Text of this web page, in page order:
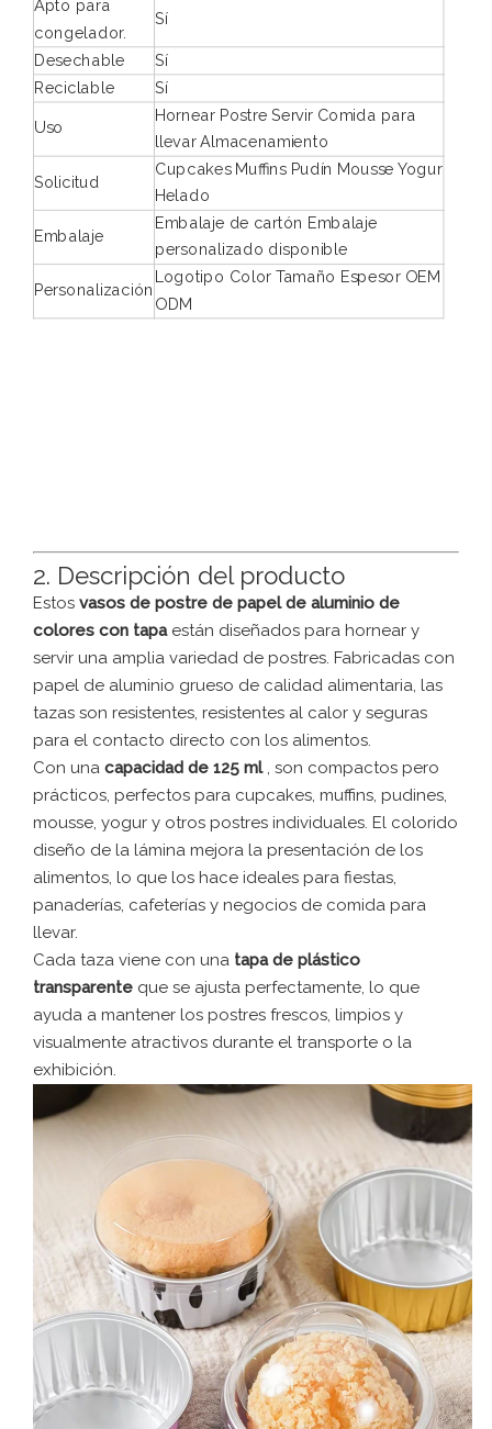
Apto para
congelador.
Sí
Desechable
Sí
Reciclable
Sí
Uso
Hornear Postre Servir Comida para
llevar Almacenamiento
Solicitud
Cupcakes Muffins Pudín Mousse Yogur
Helado
Embalaje
Embalaje de cartón Embalaje
personalizado disponible
Personalización
Logotipo Color Tamaño Espesor OEM
ODM
2. Descripción del producto
Estos vasos de postre de papel de aluminio de
colores con tapa están diseñados para hornear y
servir una amplia variedad de postres. Fabricadas con
papel de aluminio grueso de calidad alimentaria, las
tazas son resistentes, resistentes al calor y seguras
para el contacto directo con los alimentos.
Con una capacidad de 125 ml , son compactos pero
prácticos, perfectos para cupcakes, muffins, pudines,
mousse, yogur y otros postres individuales. El colorido
diseño de la lámina mejora la presentación de los
alimentos, lo que los hace ideales para fiestas,
panaderías, cafeterías y negocios de comida para
llevar.
Cada taza viene con una tapa de plástico
transparente que se ajusta perfectamente, lo que
ayuda a mantener los postres frescos, limpios y
visualmente atractivos durante el transporte o la
exhibición.